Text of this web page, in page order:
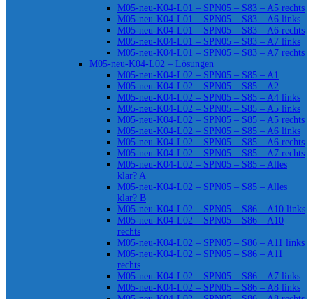
M05-neu-K04-L01 – SPN05 – S83 – A5 rechts
M05-neu-K04-L01 – SPN05 – S83 – A6 links
M05-neu-K04-L01 – SPN05 – S83 – A6 rechts
M05-neu-K04-L01 – SPN05 – S83 – A7 links
M05-neu-K04-L01 – SPN05 – S83 – A7 rechts
M05-neu-K04-L02 – Lösungen
M05-neu-K04-L02 – SPN05 – S85 – A1
M05-neu-K04-L02 – SPN05 – S85 – A2
M05-neu-K04-L02 – SPN05 – S85 – A4 links
M05-neu-K04-L02 – SPN05 – S85 – A5 links
M05-neu-K04-L02 – SPN05 – S85 – A5 rechts
M05-neu-K04-L02 – SPN05 – S85 – A6 links
M05-neu-K04-L02 – SPN05 – S85 – A6 rechts
M05-neu-K04-L02 – SPN05 – S85 – A7 rechts
M05-neu-K04-L02 – SPN05 – S85 – Alles
klar? A
M05-neu-K04-L02 – SPN05 – S85 – Alles
klar? B
M05-neu-K04-L02 – SPN05 – S86 – A10 links
M05-neu-K04-L02 – SPN05 – S86 – A10
rechts
M05-neu-K04-L02 – SPN05 – S86 – A11 links
M05-neu-K04-L02 – SPN05 – S86 – A11
rechts
M05-neu-K04-L02 – SPN05 – S86 – A7 links
M05-neu-K04-L02 – SPN05 – S86 – A8 links